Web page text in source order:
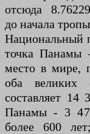
отсюда
до начала
Национальный
точка Панамы
место в мире,
оба великих
составляет 14
Панамы - 3
более 600